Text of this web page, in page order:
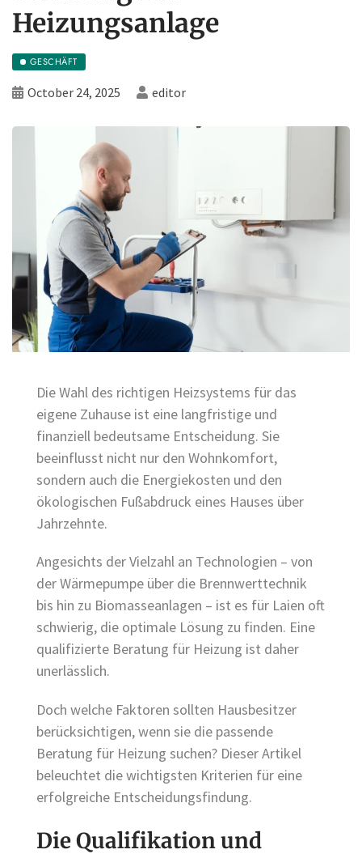
Heizungsanlage
GESCHÄFT
October 24, 2025 editor
Die Wahl des richtigen Heizsystems für das
eigene Zuhause ist eine langfristige und
finanziell bedeutsame Entscheidung. Sie
beeinflusst nicht nur den Wohnkomfort,
sondern auch die Energiekosten und den
ökologischen Fußabdruck eines Hauses über
Jahrzehnte.
Angesichts der Vielzahl an Technologien – von
der Wärmepumpe über die Brennwerttechnik
bis hin zu Biomasseanlagen – ist es für Laien oft
schwierig, die optimale Lösung zu finden. Eine
qualifizierte Beratung für Heizung ist daher
unerlässlich.
Doch welche Faktoren sollten Hausbesitzer
berücksichtigen, wenn sie die passende
Beratung für Heizung suchen? Dieser Artikel
beleuchtet die wichtigsten Kriterien für eine
erfolgreiche Entscheidungsfindung.
Die Qualifikation und